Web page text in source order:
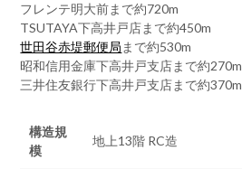
フレンテ明大前まで約720m
TSUTAYA下高井戸店まで約450m
世田谷赤堤郵便局 まで約530m
昭和信用金庫下高井戸支店まで約270m
三井住友銀行下高井戸支店まで約370m
構造規
模
地上13階 RC造